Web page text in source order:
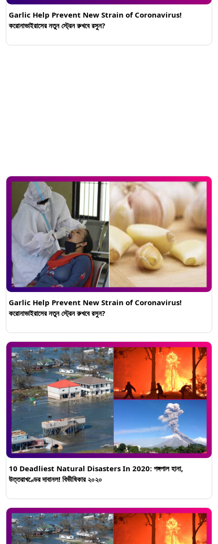
Garlic Help Prevent New Strain of Coronavirus!
করোনাভাইরাসের নতুন স্ট্রেন রুখবে রসুন?
Garlic Help Prevent New Strain of Coronavirus!
করোনাভাইরাসের নতুন স্ট্রেন রুখবে রসুন?
10 Deadliest Natural Disasters In 2020: পঙ্গপাল হানা,
উত্তরাখণ্ডের দাবানল! বিভীষিকার ২০২০